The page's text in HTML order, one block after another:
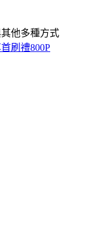
他多種方式
刷禮800P